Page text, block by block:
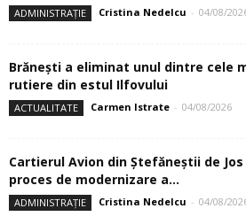
ADMINISTRAȚIE Cristina Nedelcu - 04/08/
Brănești a eliminat unul dintre cele
rutiere din estul Ilfovului
ACTUALITATE Carmen Istrate - 04/08/2026
Cartierul Avion din Ştefăneştii de
proces de modernizare a...
ADMINISTRAȚIE Cristina Nedelcu - 04/08/